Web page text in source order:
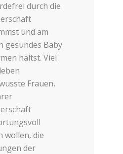
durch die
und am
gesundes Baby
hältst. Viel
Frauen,
wollen, die
der